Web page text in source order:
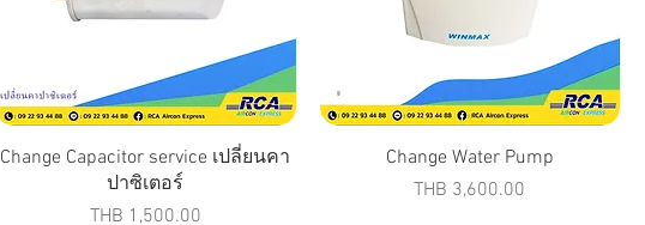
Change Capacitor service เปลี่ยนคา
ปาซิเตอร์
Price
THB 1,500.00
Change Water Pump
Price
THB 3,600.00